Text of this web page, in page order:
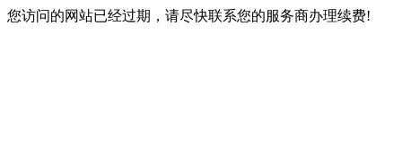
您访问的网站已经过期，请尽快联系您的服务商办理续费!